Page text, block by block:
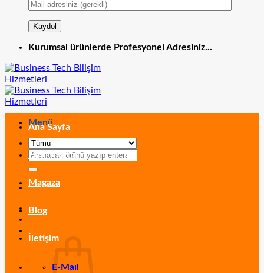
Kurumsal ürünlerde Profesyonel Adresiniz...
Menü
Ara:
Ana Sayfa
Hakkımızda
Magaza
Blog
İletişim
E-Maıl